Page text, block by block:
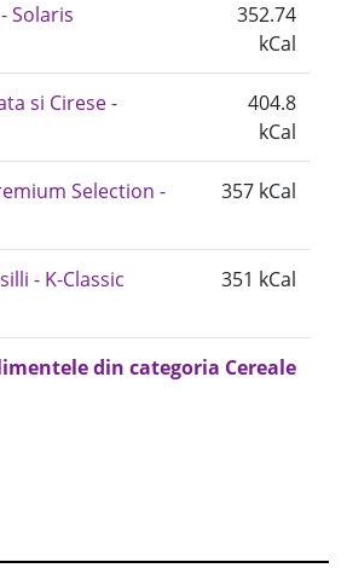
Solaris
352.74
kCal
si Cirese -
404.8
kCal
Selection -
357 kCal
- K-Classic
351 kCal
din categoria Cereale